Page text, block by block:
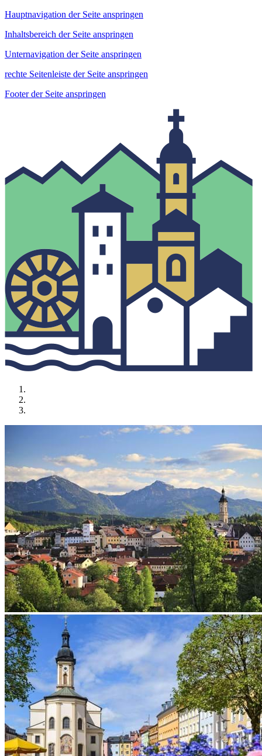
Hauptnavigation der Seite anspringen
Inhaltsbereich der Seite anspringen
Unternavigation der Seite anspringen
rechte Seitenleiste der Seite anspringen
Footer der Seite anspringen